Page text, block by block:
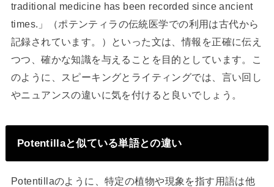
traditional medicine has been recorded since ancient
times.」（ポテンティラの伝統医学での利用は古代から
記録されています。）といった文は、情報を正確に伝え
つつ、確かな知識を与えることを目的としています。こ
のように、スピーキングとライティングでは、言い回し
やニュアンスの違いに気を付けると良いでしょう。
Potentillaと似ている単語との違い
Potentillaのように、特定の植物や現象を指す用語は他